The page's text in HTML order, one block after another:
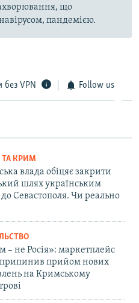
що
пандемією.
без VPN Follow us
ТА КРИМ
влада обіцяє закрити
шлях українським
Севастополя. Чи реально
– не Росія»: маркетплейс
припинив прийом нових
на Кримському